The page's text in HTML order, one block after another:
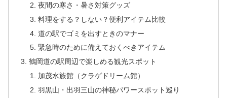
夜間の寒さ・暑さ対策グッズ
料理をする？しない？便利アイテム比較
道の駅でゴミを出すときのマナー
緊急時のために備えておくべきアイテム
鶴岡道の駅周辺で楽しめる観光スポット
加茂水族館（クラゲドリーム館）
羽黒山・出羽三山の神秘パワースポット巡り